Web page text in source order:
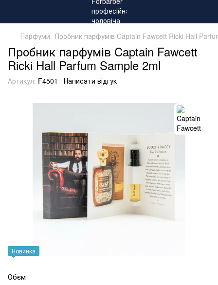
Парфуми Пробник парфумів Captain Fawcett Ricki Hall
Пробник парфумів Captain Fawcett
Ricki Hall Parfum Sample 2ml
Артикул: F4501 Написати відгук
Новинка
Обєм